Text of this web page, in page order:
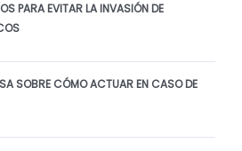
PARA EVITAR LA INVASIÓN DE
SOBRE CÓMO ACTUAR EN CASO DE